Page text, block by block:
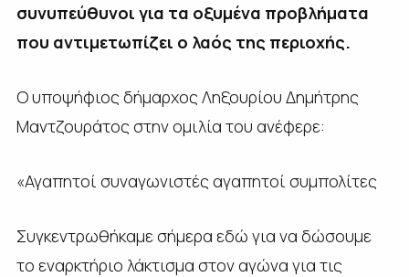
συνυπεύθυνοι για τα οξυμένα προβλήματα
που αντιμετωπίζει ο λαός της περιοχής.
Ο υποψήφιος δήμαρχος Ληξουρίου Δημήτρης
Μαντζουράτος στην ομιλία του ανέφερε:
«Αγαπητοί συναγωνιστές αγαπητοί συμπολίτες
Συγκεντρωθήκαμε σήμερα εδώ για να δώσουμε
το εναρκτήριο λάκτισμα στον αγώνα για τις